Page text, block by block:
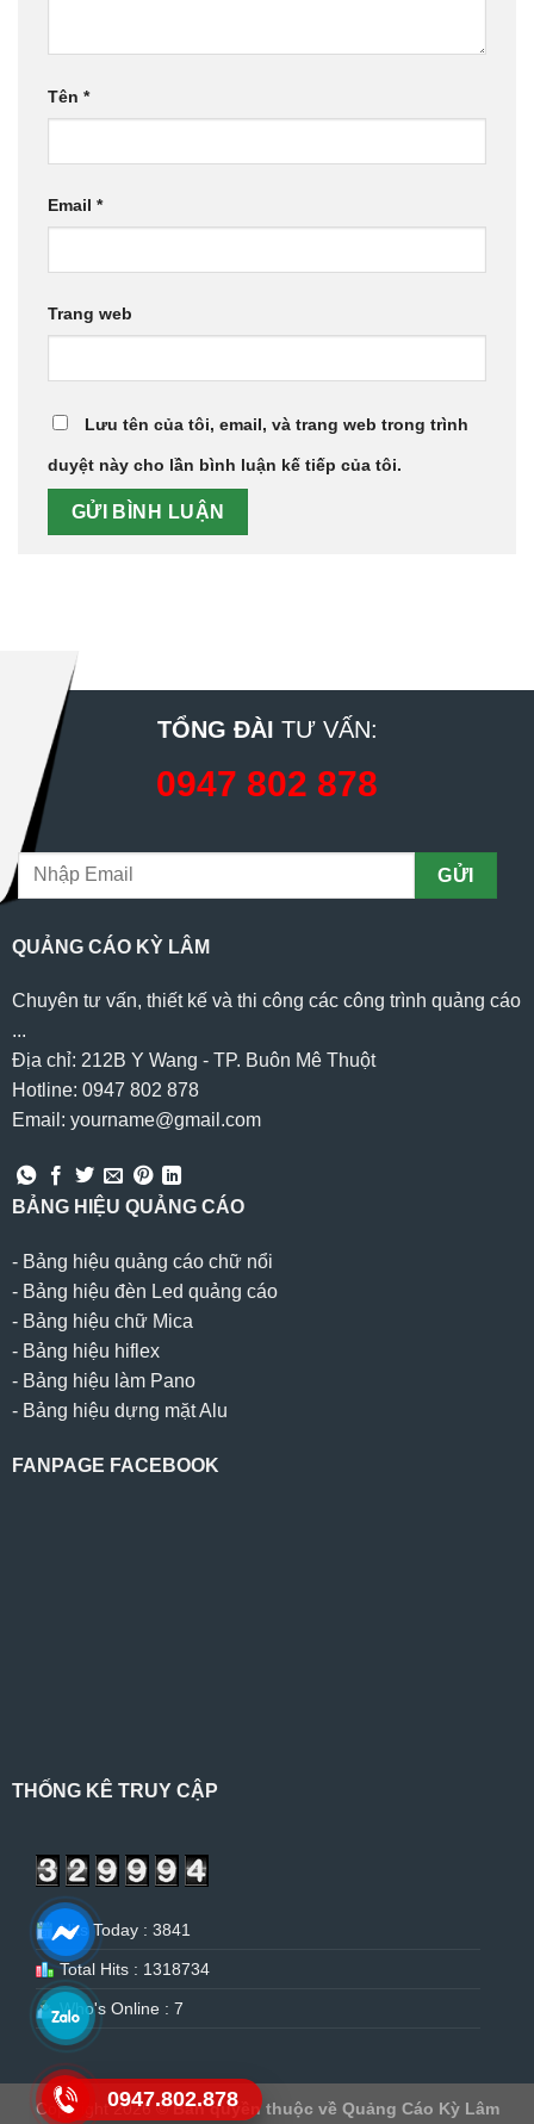
Tên *
Email *
Trang web
Lưu tên của tôi, email, và trang web trong trình
duyệt này cho lần bình luận kế tiếp của tôi.
TỔNG ĐÀI TƯ VẤN:
0947 802 878
QUẢNG CÁO KỲ LÂM
Chuyên tư vấn, thiết kế và thi công các công trình quảng cáo
...
Địa chỉ: 212B Y Wang - TP. Buôn Mê Thuột
Hotline: 0947 802 878
Email: yourname@gmail.com
BẢNG HIỆU QUẢNG CÁO
- Bảng hiệu quảng cáo chữ nổi
- Bảng hiệu đèn Led quảng cáo
- Bảng hiệu chữ Mica
- Bảng hiệu hiflex
- Bảng hiệu làm Pano
- Bảng hiệu dựng mặt Alu
FANPAGE FACEBOOK
THỐNG KÊ TRUY CẬP
Hits Today : 3841
Total Hits : 1318734
Who's Online : 7
Copyright 2026 ©Bản quyền thuộc về Quảng Cáo Kỳ Lâm
0947.802.878